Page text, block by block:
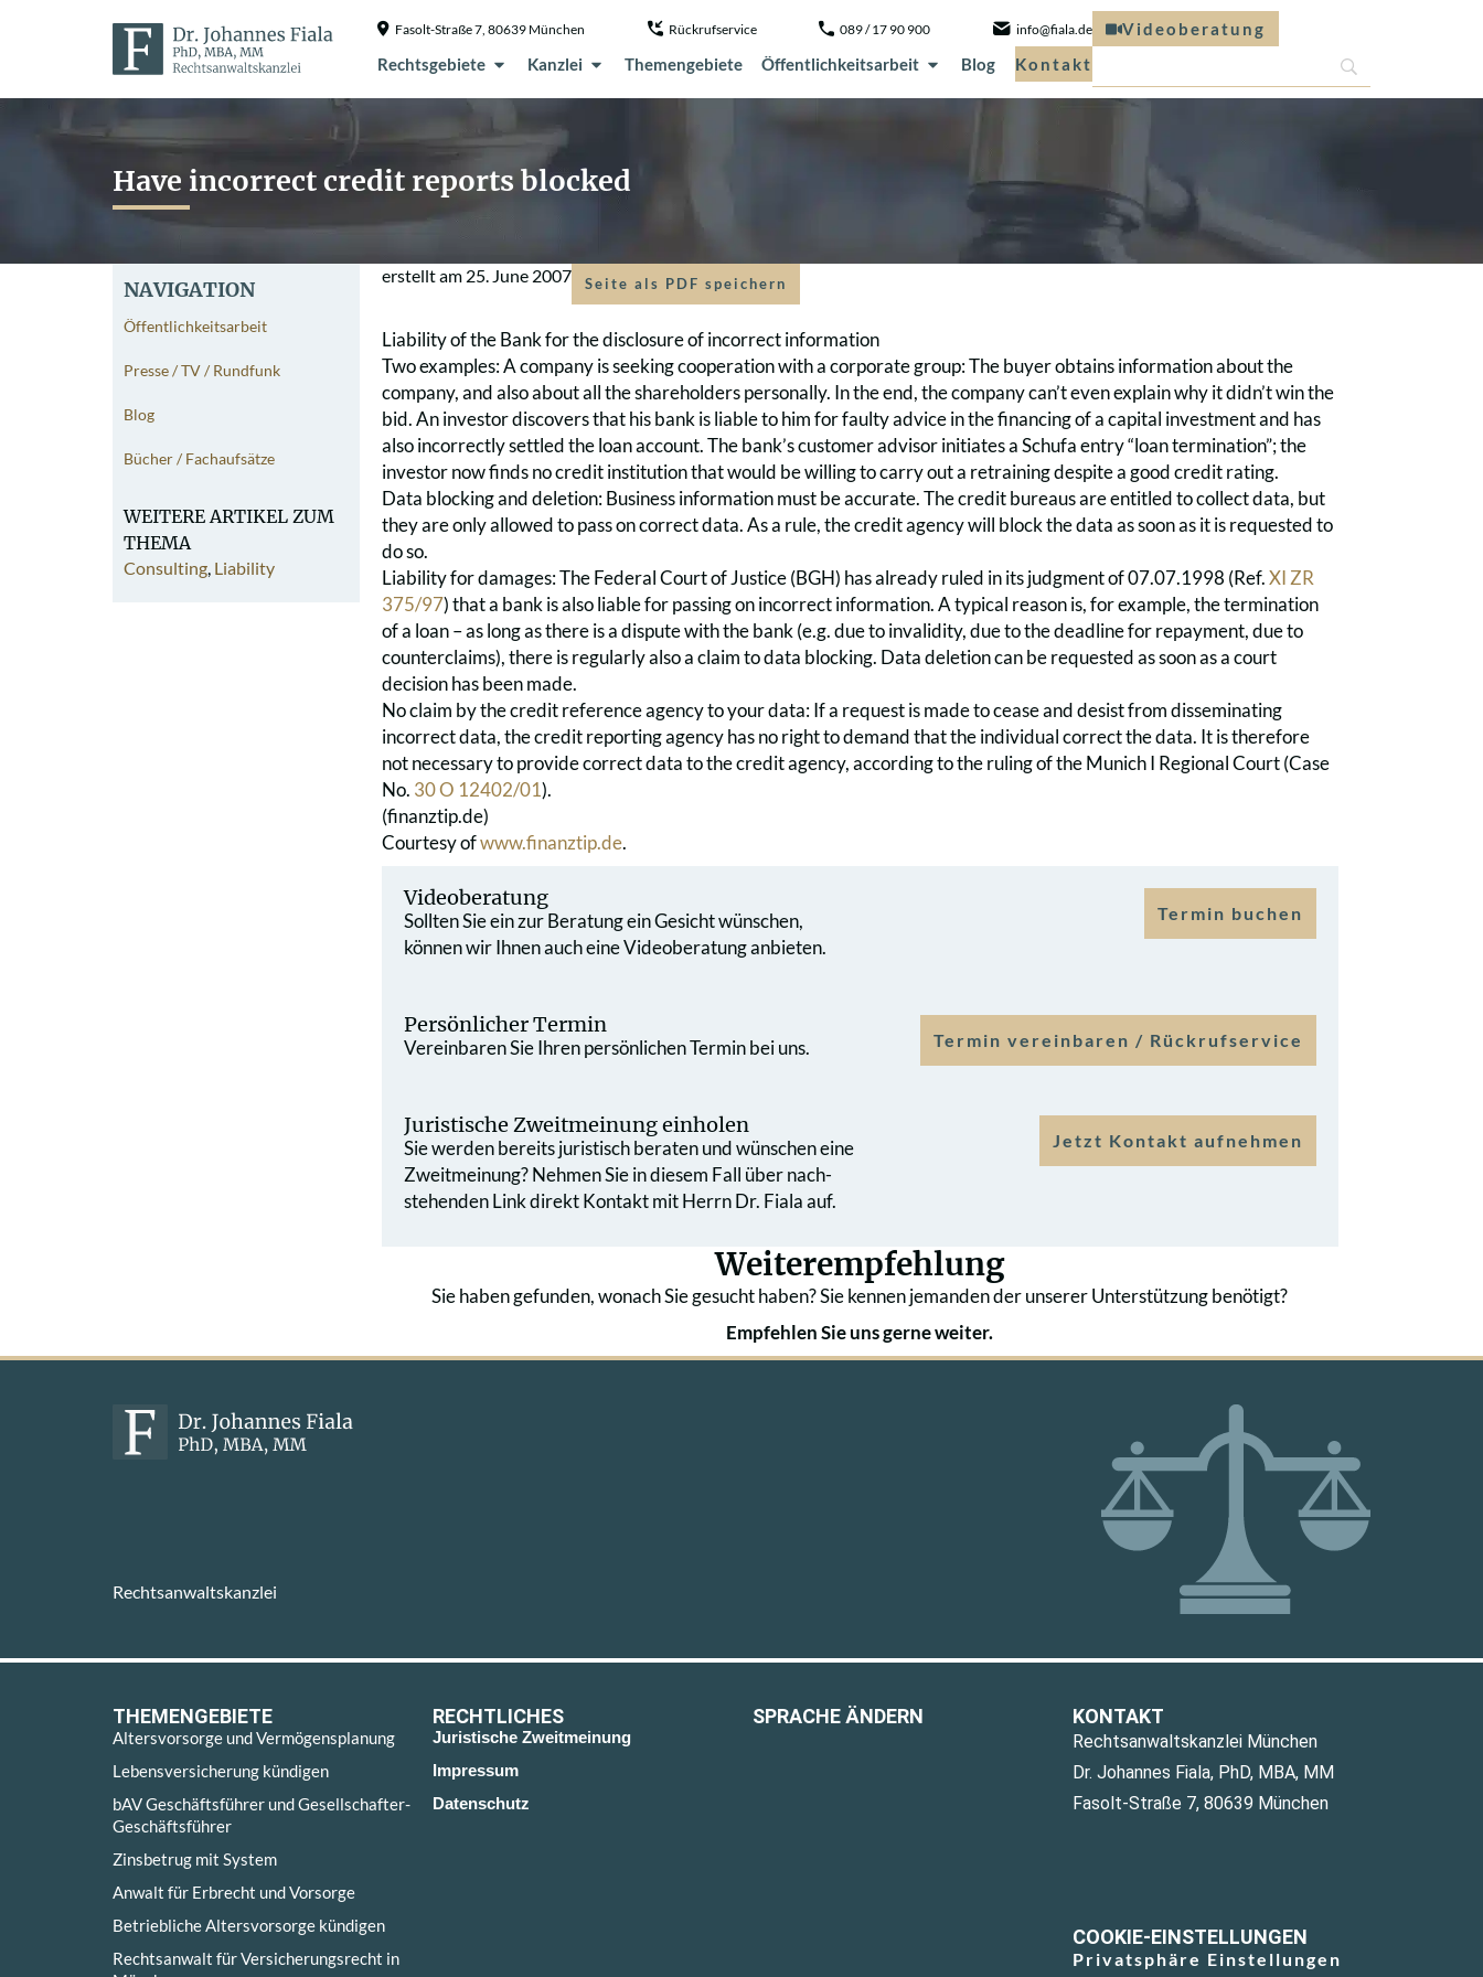
Fasolt-Straße 7, 80639 München Rückrufservice 089 / 17 90 900 info@fiala.de
Rechtsgebiete Kanzlei Themengebiete Öffentlichkeitsarbeit Blog Kontakt
Videoberatung
Have incorrect credit reports blocked
NAVIGATION
Öffentlichkeitsarbeit
Presse / TV / Rundfunk
Blog
Bücher / Fachaufsätze
WEITERE ARTIKEL ZUM
THEMA
Consulting, Liability
erstellt am 25. June 2007 Seite als PDF speichern
Liability of the Bank for the disclosure of incorrect information
Two examples: A company is seeking cooperation with a corporate group: The buyer obtains information about the
company, and also about all the shareholders personally. In the end, the company can’t even explain why it didn’t win the
bid. An investor discovers that his bank is liable to him for faulty advice in the financing of a capital investment and has
also incorrectly settled the loan account. The bank’s customer advisor initiates a Schufa entry “loan termination”; the
investor now finds no credit institution that would be willing to carry out a retraining despite a good credit rating.
Data blocking and deletion: Business information must be accurate. The credit bureaus are entitled to collect data, but
they are only allowed to pass on correct data. As a rule, the credit agency will block the data as soon as it is requested to
do so.
Liability for damages: The Federal Court of Justice (BGH) has already ruled in its judgment of 07.07.1998 (Ref.XI ZR
375/97) that a bank is also liable for passing on incorrect information. A typical reason is, for example, the termination
of a loan – as long as there is a dispute with the bank (e.g. due to invalidity, due to the deadline for repayment, due to
counterclaims), there is regularly also a claim to data blocking. Data deletion can be requested as soon as a court
decision has been made.
No claim by the credit reference agency to your data: If a request is made to cease and desist from disseminating
incorrect data, the credit reporting agency has no right to demand that the individual correct the data. It is therefore
not necessary to provide correct data to the credit agency, according to the ruling of the Munich I Regional Court (Case
No. 30 O 12402/01).
(finanztip.de)
Courtesy ofwww.finanztip.de.
Videoberatung
Sollten Sie ein zur Beratung ein Gesicht wünschen,
können wir Ihnen auch eine Videoberatung anbieten.
Termin buchen
Persönlicher Termin
Vereinbaren Sie Ihren persönlichen Termin bei uns. Termin vereinbaren / Rückrufservice
Juristische Zweit­meinung einholen
Sie werden bereits juristisch beraten und wünschen eine
Zweit­meinung? Nehmen Sie in diesem Fall über nach­
stehenden Link direkt Kontakt mit Herrn Dr. Fiala auf.
Jetzt Kontakt aufnehmen
Weiterempfehlung
Sie haben gefunden, wonach Sie gesucht haben? Sie kennen jemanden der unserer Unterstützung benötigt?
Empfehlen Sie uns gerne weiter.
Rechtsanwaltskanzlei
THEMENGEBIETE
Altersvorsorge und Vermögensplanung
Lebensversicherung kündigen
bAV Geschäftsführer und Gesellschafter-
Geschäftsführer
Zinsbetrug mit System
Anwalt für Erbrecht und Vorsorge
Betriebliche Altersvorsorge kündigen
Rechtsanwalt für Versicherungsrecht in
RECHTLICHES
Juristische Zweitmeinung
Impressum
Datenschutz
SPRACHE ÄNDERN KONTAKT
Rechtsanwaltskanzlei München
Dr. Johannes Fiala, PhD, MBA, MM
Fasolt-Straße 7, 80639 München
COOKIE-EINSTELLUNGEN
Privatsphäre Einstellungen